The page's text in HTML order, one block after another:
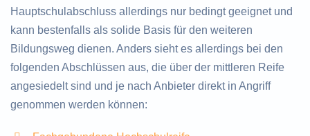
Hauptschulabschluss allerdings nur bedingt geeignet und
kann bestenfalls als solide Basis für den weiteren
Bildungsweg dienen. Anders sieht es allerdings bei den
folgenden Abschlüssen aus, die über der mittleren Reife
angesiedelt sind und je nach Anbieter direkt in Angriff
genommen werden können: